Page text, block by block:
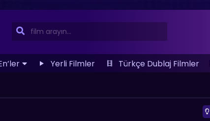
Yerli Filmler Türkçe Dublaj Filmler